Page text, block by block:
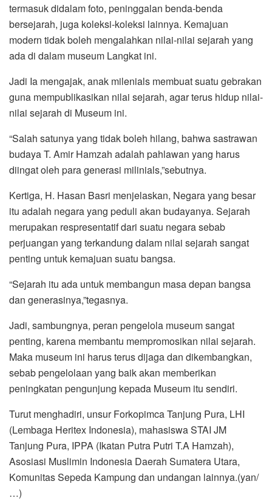
termasuk didalam foto, peninggalan benda-benda
bersejarah, juga koleksi-koleksi lainnya. Kemajuan
modern tidak boleh mengalahkan nilai-nilai sejarah yang
ada di dalam museum Langkat ini.
Jadi Ia mengajak, anak milenials membuat suatu gebrakan
guna mempublikasikan nilai sejarah, agar terus hidup nilai-
nilai sejarah di Museum ini.
“Salah satunya yang tidak boleh hilang, bahwa sastrawan
budaya T. Amir Hamzah adalah pahlawan yang harus
diingat oleh para generasi milinials,”sebutnya.
Kertiga, H. Hasan Basri menjelaskan, Negara yang besar
itu adalah negara yang peduli akan budayanya. Sejarah
merupakan respresentatif dari suatu negara sebab
perjuangan yang terkandung dalam nilai sejarah sangat
penting untuk kemajuan suatu bangsa.
“Sejarah itu ada untuk membangun masa depan bangsa
dan generasinya,”tegasnya.
Jadi, sambungnya, peran pengelola museum sangat
penting, karena membantu mempromosikan nilai sejarah.
Maka museum ini harus terus dijaga dan dikembangkan,
sebab pengelolaan yang baik akan memberikan
peningkatan pengunjung kepada Museum itu sendiri.
Turut menghadiri, unsur Forkopimca Tanjung Pura, LHI
(Lembaga Heritex Indonesia), mahasiswa STAI JM
Tanjung Pura, IPPA (Ikatan Putra Putri T.A Hamzah),
Asosiasi Muslimin Indonesia Daerah Sumatera Utara,
Komunitas Sepeda Kampung dan undangan lainnya.(yan/
…)